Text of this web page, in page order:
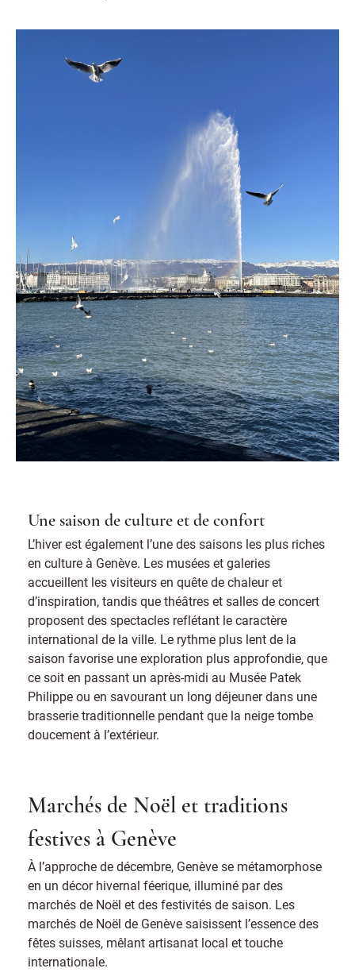
Une saison de culture et de confort
L’hiver est également l’une des saisons les plus riches
en culture à Genève. Les musées et galeries
accueillent les visiteurs en quête de chaleur et
d’inspiration, tandis que théâtres et salles de concert
proposent des spectacles reflétant le caractère
international de la ville. Le rythme plus lent de la
saison favorise une exploration plus approfondie, que
ce soit en passant un après-midi au Musée Patek
Philippe ou en savourant un long déjeuner dans une
brasserie traditionnelle pendant que la neige tombe
doucement à l’extérieur.
Marchés de Noël et traditions
festives à Genève
À l’approche de décembre, Genève se métamorphose
en un décor hivernal féerique, illuminé par des
marchés de Noël et des festivités de saison. Les
marchés de Noël de Genève saisissent l’essence des
fêtes suisses, mêlant artisanat local et touche
internationale.